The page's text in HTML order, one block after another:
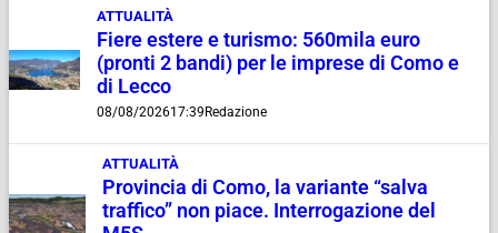
ATTUALITÀ
Fiere estere e turismo: 560mila euro
(pronti 2 bandi) per le imprese di Como e
di Lecco
08/08/202617:39 Redazione
ATTUALITÀ
Provincia di Como, la variante “salva
traffico” non piace. Interrogazione del